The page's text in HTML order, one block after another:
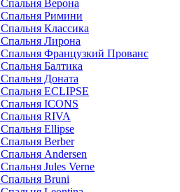
Спальня Верона
Спальня Римини
Спальня Классика
Спальня Лирона
Спальня Французкий Прованс
Спальня Балтика
Спальня Доната
Спальня ECLIPSE
Спальня ICONS
Спальня RIVA
Спальня Ellipse
Спальня Berber
Спальня Andersen
Спальня Jules Verne
Спальня Bruni